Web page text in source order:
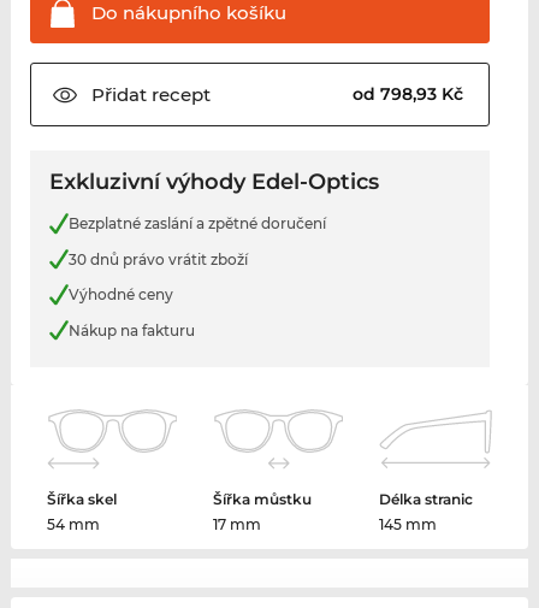
Do nákupního košíku
Přidatrecept od 798,93 Kč
Exkluzivní výhody Edel-Optics
Bezplatné zaslání a zpětné doručení
30 dnů právo vrátit zboží
Výhodné ceny
Nákup na fakturu
Šířka skel
54 mm
Šířka můstku
17 mm
Délka stranic
145 mm